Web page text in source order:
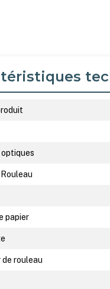
papier
de rouleau